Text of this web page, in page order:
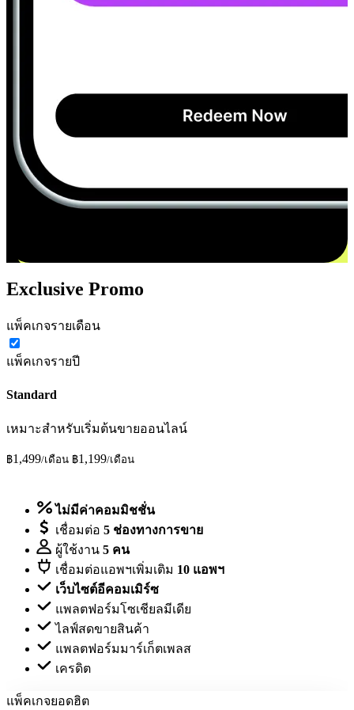
Exclusive Promo
แพ็คเกจรายเดือน
แพ็คเกจรายปี
Standard
เหมาะสำหรับเริ่มต้นขายออนไลน์
฿1,499/เดือน ฿1,199/เดือน
ไม่มีค่าคอมมิชชั่น
เชื่อมต่อ 5 ช่องทางการขาย
ผู้ใช้งาน 5 คน
เชื่อมต่อแอพฯเพิ่มเติม 10 แอพฯ
เว็บไซต์อีคอมเมิร์ซ
แพลตฟอร์มโซเชียลมีเดีย
ไลฟ์สดขายสินค้า
แพลตฟอร์มมาร์เก็ตเพลส
เครดิต
แพ็คเกจยอดฮิต